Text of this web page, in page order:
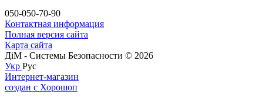
050-050-70-90
Контактная информация
Полная версия сайта
Карта сайта
ДіМ - Системы Безопасности © 2026
Укр Рус
Интернет-магазин
создан с Хорошоп